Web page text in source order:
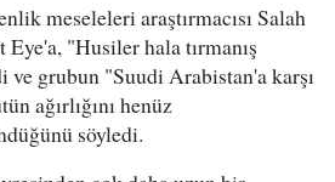
meseleleri araştırmacısı Salah
"Husiler hala tırmanış
grubun "Suudi Arabistan'a karşı
ağırlığını henüz
söyledi.